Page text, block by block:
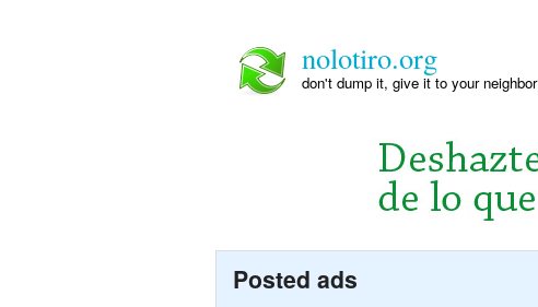
nolotiro.org
don't dump it, give it to your neighbor
Posted ads